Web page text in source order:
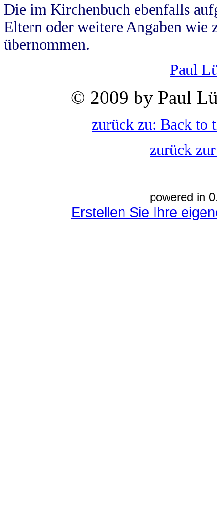
Die im Kirchenbuch ebenfalls
Eltern oder weitere Angaben wie
übernommen.
Paul
© 2009 by Paul
zurück zu: Back to
zurück
powered in
Erstellen Sie Ihre